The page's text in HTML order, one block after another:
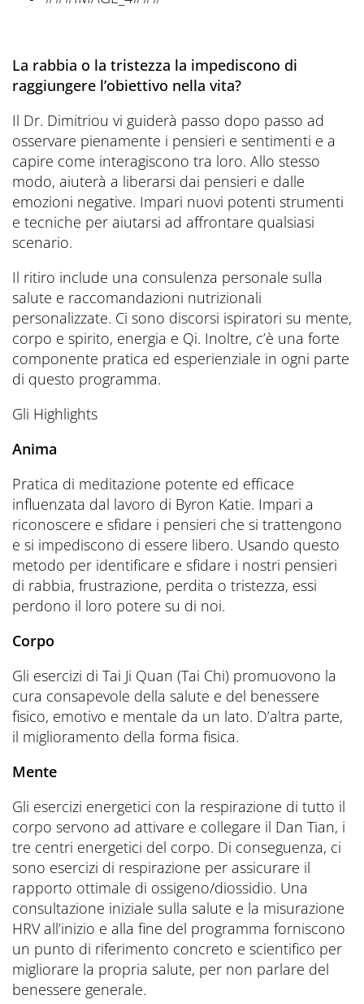
La rabbia o la tristezza la impediscono di
raggiungere l’obiettivo nella vita?
Il Dr. Dimitriou vi guiderà passo dopo passo ad
osservare pienamente i pensieri e sentimenti e a
capire come interagiscono tra loro. Allo stesso
modo, aiuterà a liberarsi dai pensieri e dalle
emozioni negative. Impari nuovi potenti strumenti
e tecniche per aiutarsi ad affrontare qualsiasi
scenario.
Il ritiro include una consulenza personale sulla
salute e raccomandazioni nutrizionali
personalizzate. Ci sono discorsi ispiratori su mente,
corpo e spirito, energia e Qi. Inoltre, c’è una forte
componente pratica ed esperienziale in ogni parte
di questo programma.
Gli Highlights
Anima
Pratica di meditazione potente ed efficace
influenzata dal lavoro di Byron Katie. Impari a
riconoscere e sfidare i pensieri che si trattengono
e si impediscono di essere libero. Usando questo
metodo per identificare e sfidare i nostri pensieri
di rabbia, frustrazione, perdita o tristezza, essi
perdono il loro potere su di noi.
Corpo
Gli esercizi di Tai Ji Quan (Tai Chi) promuovono la
cura consapevole della salute e del benessere
fisico, emotivo e mentale da un lato. D’altra parte,
il miglioramento della forma fisica.
Mente
Gli esercizi energetici con la respirazione di tutto il
corpo servono ad attivare e collegare il Dan Tian, i
tre centri energetici del corpo. Di conseguenza, ci
sono esercizi di respirazione per assicurare il
rapporto ottimale di ossigeno/diossidio. Una
consultazione iniziale sulla salute e la misurazione
HRV all’inizio e alla fine del programma forniscono
un punto di riferimento concreto e scientifico per
migliorare la propria salute, per non parlare del
benessere generale.